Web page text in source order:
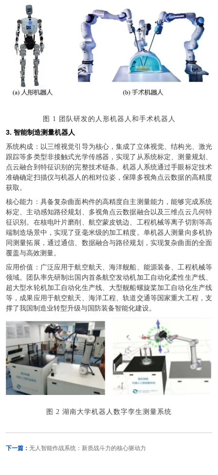
图
1 团队研发的人形机器人和手术机器人
3. 智能制造测量机器人
系统构成：以三维视觉引导为核心，集成了立体视觉、结构光、激光
跟踪等多类型非接触式光学传感器，实现了从系统标定、测量规划、
点云融合到特征识别的完整技术链条。机器人系统通过手眼标定技术
准确确定扫描仪与机器人的相对位姿，保障多视角点云数据的高精度
获取。
核心能力：具备复杂曲面构件的高精度自主测量能力，能够完成系统
标定、主动感知路径规划、多视角点云数据融合以及三维点云几何特
征识别。在核电叶片磨削、航空蒙皮铣边、工程机械等离子切割等高
端制造场景中，实现了亚毫米级的加工精度。单机器人测量向多机协
同测量拓展，通过通信、数据融合与路径规划，实现复杂曲面的全面
覆盖与高效测量。
应用价值：广泛应用于航空航天、海洋舰船、能源装备、工程机械等
领域。团队率先研制出国内首条航空发动机加工自动化柔性生产线、
超大型水轮机加工自动化生产线、大型舰船螺旋桨加工自动化生产线
等，成果应用于航空航天、海洋工程、轨道交通等国家重大工程，支
撑了我国制造业转型升级与国防装备智能化建设。
图 2 湖南大学机器人数字孪生测量系统
下一篇： 无人智能作战系统：新质战斗力的核心驱动力